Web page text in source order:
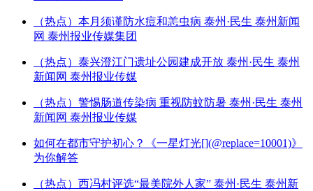
（热点）本月须谨防水痘和恙虫病 泰州·民生 泰州新闻
网 泰州报业传媒集团
（热点）泰兴澄江门遗址公园建成开放 泰州·民生 泰州
新闻网 泰州报业传媒
（热点）警惕肠道传染病 重视防蚊防暑 泰州·民生 泰州
新闻网 泰州报业传媒
如何在都市守护初心？《一星灯光[](@replace=10001)》
为你解答
（热点）西冯村评选“最美院外人家” 泰州·民生 泰州新